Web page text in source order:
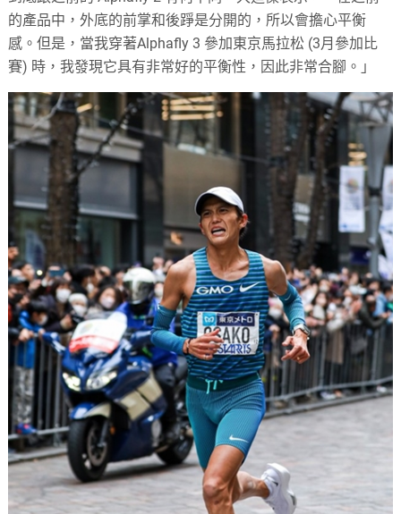
的產品中，外底的前掌和後踭是分開的，所以會擔心平衡
感。但是，當我穿著Alphafly 3 參加東京馬拉松 (3月參加比
賽) 時，我發現它具有非常好的平衡性，因此非常合腳。」